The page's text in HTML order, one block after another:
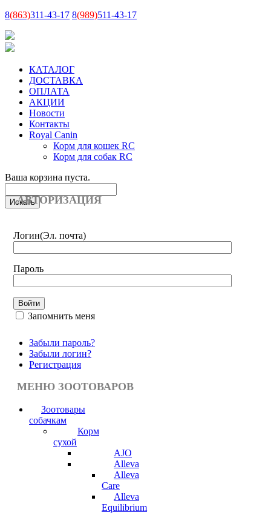
8(863)311-43-17 8(989)511-43-17
КАТАЛОГ
ДОСТАВКА
ОПЛАТА
АКЦИИ
Новости
Контакты
Royal Canin
Корм для кошек RC
Корм для собак RC
Ваша корзина пуста.
АВТОРИЗАЦИЯ
Логин(Эл. почта)
Пароль
Запомнить меня
Забыли пароль?
Забыли логин?
Регистрация
МЕНЮ ЗООТОВАРОВ
Зоотовары
собачкам
Корм
сухой
AJO
Alleva
Alleva
Care
Alleva
Equilibrium